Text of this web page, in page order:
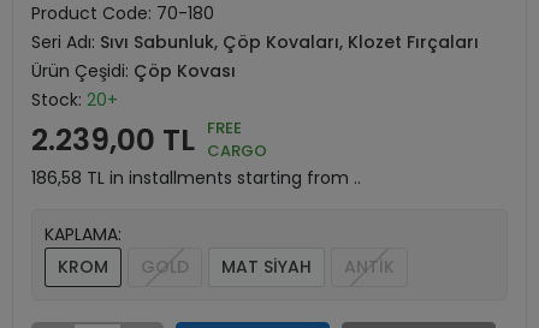
Product Code: 70-180
Seri Adı: Sıvı Sabunluk, Çöp Kovaları, Klozet Fırçaları
Ürün Çeşidi: Çöp Kovası
Stock: 20+
2.239,00 TL FREE
CARGO
186,58 TL in installments starting from ..
KAPLAMA:
KROM
GOLD MAT SİYAH ANTİK